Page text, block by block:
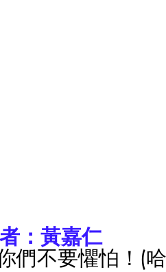
：黃嘉仁
們不要懼怕！(